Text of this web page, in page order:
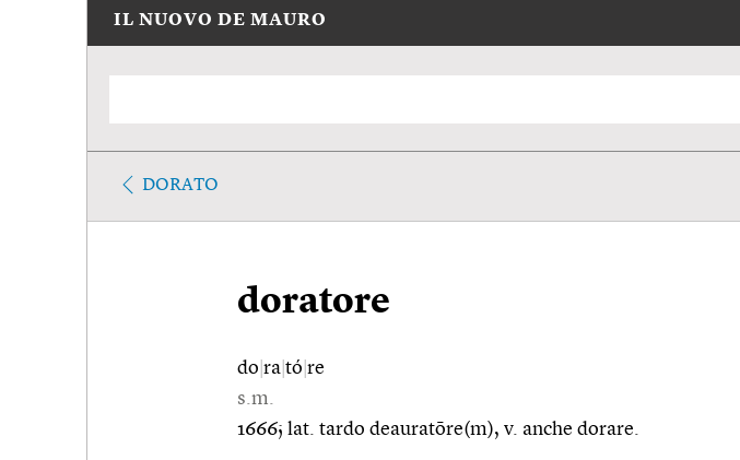
IL NUOVO DE MAURO
DORATO
doratore
do ra tó re
s.m.
1666; lat. tardo deauratōre(m), v. anche dorare.